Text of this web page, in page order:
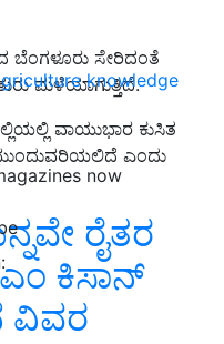
knowledge
now
ಸೇರಿದಂತೆ
ಮಳೆಯಾಗುತ್ತಿದೆ.
ವಾಯುಭಾರ ಕುಸಿತ
ಎಂದು
ರೈತರ
ಕಿಸಾನ್‌
ವಿವರ